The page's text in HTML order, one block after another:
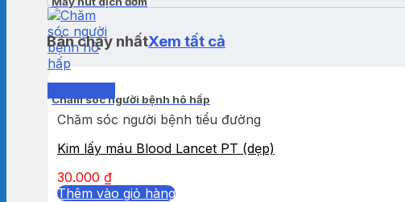
Chăm sóc người bệnh hô hấp
Bán chạy nhấtXem tất cả
Chăm sóc người bệnh tiểu đường
Kim lấy máu Blood Lancet PT (dẹp)
30.000 ₫
Thêm vào giỏ hàng